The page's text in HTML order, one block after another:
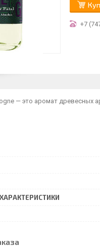
+7
— это аромат древесных